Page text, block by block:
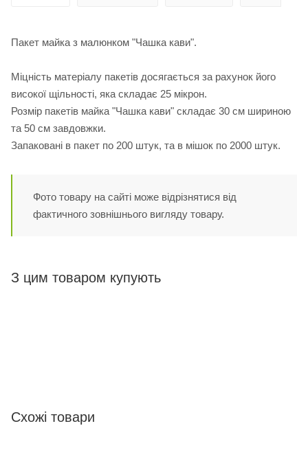
Пакет майка з малюнком "Чашка кави".
Міцність матеріалу пакетів досягається за рахунок його
високої щільності, яка складає 25 мікрон.
Розмір пакетів майка "Чашка кави" складає 30 см шириною
та 50 см завдовжки.
Запаковані в пакет по 200 штук, та в мішок по 2000 штук.
Фото товару на сайті може відрізнятися від
фактичного зовнішнього вигляду товару.
З цим товаром купують
Схожі товари